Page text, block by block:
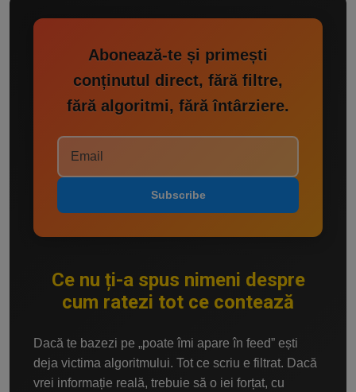
Abonează-te și primești
conținutul direct, fără filtre,
fără algoritmi, fără întârziere.
Subscribe
Ce nu ți-a spus nimeni despre
cum ratezi tot ce contează
Dacă te bazezi pe „poate îmi apare în feed” ești
deja victima algoritmului. Tot ce scriu e filtrat. Dacă
vrei informație reală, trebuie să o iei forțat, cu